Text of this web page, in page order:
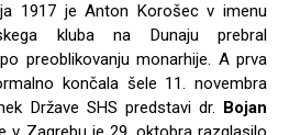
1917 je Anton Korošec v imenu
kluba na Dunaju prebral
preoblikovanju monarhije. A prva
končala šele 11. novembra
Države SHS predstavi dr.
Bojan